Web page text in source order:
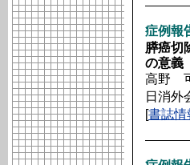
症例報
膵癌切
の意義
高野
日消外
[書誌情